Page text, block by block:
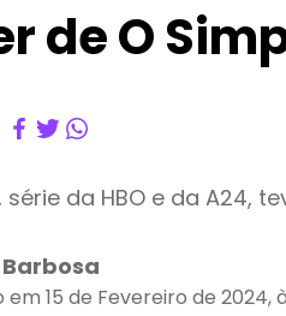
de O
série da HBO e da A24,
em 15 de Fevereiro de 2024,